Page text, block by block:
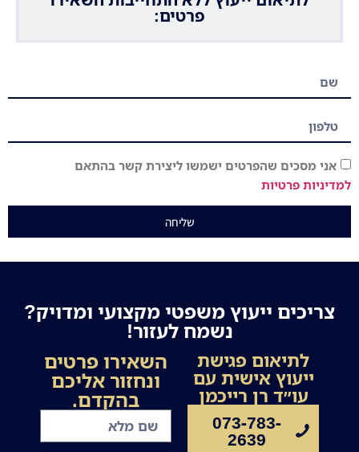
פרטים:
אני מסכים שהפרטים ישמשו ליצירת קשר בהתאם
למדיניות פרטיות
שליחה
צריכים ייעוץ משפטי מקצועי ומדויק?
נשמח לעזור!
לתיאום פגישת
ייעוץ אישית עם
עו״ד רן רייכמן
073-783-
2639
השאירו פרטים
ונחזור אליכם
בהקדם.